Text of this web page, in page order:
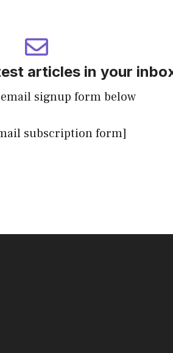
articles in your
signup form below
subscription form]